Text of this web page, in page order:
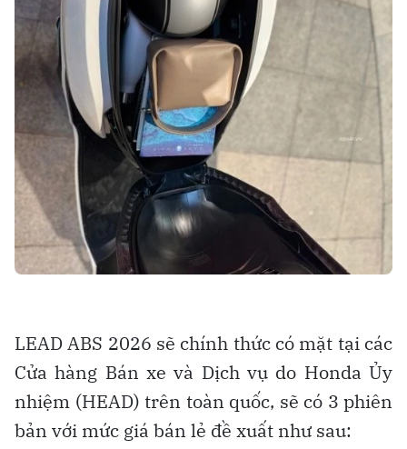
LEAD ABS 2026 sẽ chính thức có mặt tại các
Cửa hàng Bán xe và Dịch vụ do Honda Ủy
nhiệm (HEAD) trên toàn quốc, sẽ có 3 phiên
bản với mức giá bán lẻ đề xuất như sau: